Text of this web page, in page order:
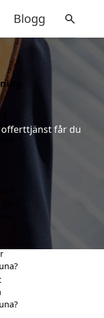
Blogg
offerttjänst får du
på